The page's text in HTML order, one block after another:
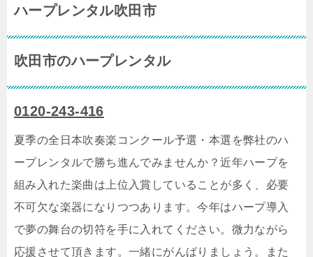
ハープレンタル吹田市
吹田市のハープレンタル
0120-243-416
夏季の全日本吹奏楽コンクール予選・本選を弊社のハ
ープレンタルで勝ち進んでみませんか？近年ハープを
組み入れた楽曲は上位入賞していることが多く、必要
不可欠な楽器になりつつあります。今年はハープ導入
で夢の舞台の切符を手に入れてください。微力ながら
応援させて頂きます。一緒にがんばりましょう。また